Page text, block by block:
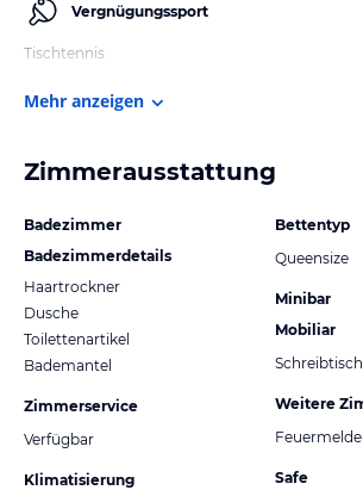
Vergnügungssport
Tischtennis
Mehr anzeigen
Zimmerausstattung
Badezimmer
Badezimmerdetails
Haartrockner
Dusche
Toilettenartikel
Bademantel
Zimmerservice
Verfügbar
Klimatisierung
Bettentyp
Queensize
Minibar
Mobiliar
Schreibtisch
Weitere
Safe